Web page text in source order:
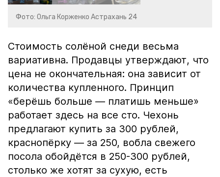
Фото: Ольга Корженко Астрахань 24
Стоимость солёной снеди весьма
вариативна. Продавцы утверждают, что
цена не окончательная: она зависит от
количества купленного. Принцип
«берёшь больше — платишь меньше»
работает здесь на все сто. Чехонь
предлагают купить за 300 рублей,
краснопёрку — за 250, вобла свежего
посола обойдётся в 250-300 рублей,
столько же хотят за сухую, есть